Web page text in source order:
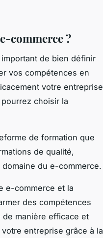
commerce ?
de bien définir
vos compétences en
votre entreprise
choisir la
de formation que
de qualité,
du e-commerce.
e-commerce et la
des compétences
manière efficace et
entreprise grâce à la